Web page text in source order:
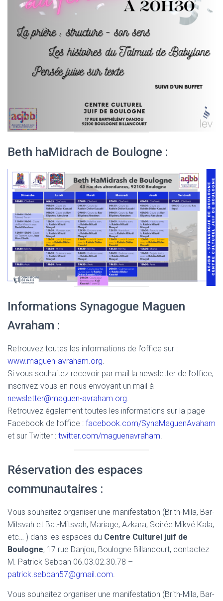
Beth haMidrach de Boulogne :
Informations Synagogue Maguen
Avraham :
Retrouvez toutes les informations de l’office sur :
www.maguen-avraham.org.
Si vous souhaitez recevoir par mail la newsletter de l’office,
inscrivez-vous en nous envoyant un mail à
newsletter@maguen-avraham.org.
Retrouvez également toutes les informations sur la page
Facebook de l’office : facebook.com/SynaMaguenAvaham
et sur Twitter : twitter.com/maguenavraham.
Réservation des espaces
communautaires :
Vous souhaitez organiser une manifestation (Brith-Mila, Bar-
Mitsvah et Bat-Mitsvah, Mariage, Azkara, Soirée Mikvé Kala,
etc… ) dans les espaces du Centre Culturel juif de
Boulogne, 17 rue Danjou, Boulogne Billancourt, contactez
M. Patrick Sebban 06.03.02.30.78 –
patrick.sebban57@gmail.com.
Vous souhaitez organiser une manifestation (Brith-Mila, Bar-